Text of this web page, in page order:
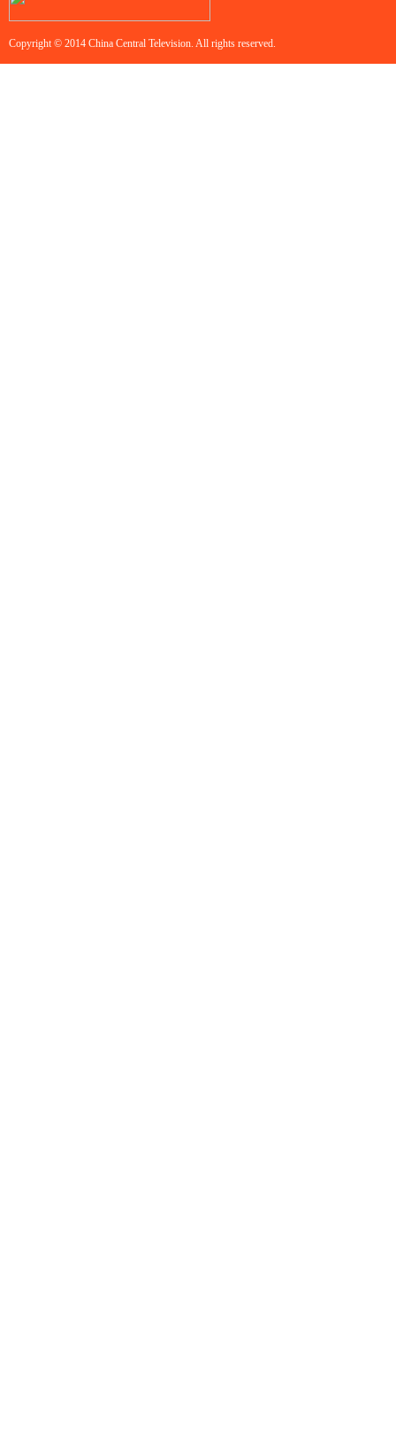
Copyright © 2014 China Central Television. All rights reserved.